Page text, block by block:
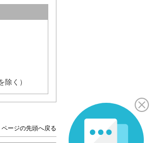
く）
ージの先頭へ戻る